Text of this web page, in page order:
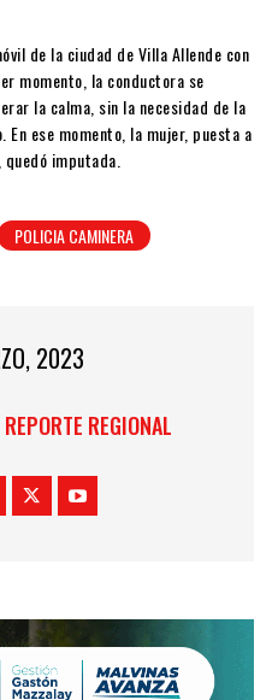
de la ciudad de Villa Allende con
momento, la conductora se
la calma, sin la necesidad de la
ese momento, la mujer, puesta a
imputada.
POLICIA CAMINERA
2023
REGIONAL